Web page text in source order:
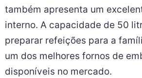
também apresenta um
interno. A capacidade de 50
preparar refeições para a
um dos melhores fornos de
disponíveis no mercado.